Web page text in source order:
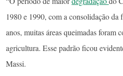
1980 e 1990, com a consolidação
anos, muitas áreas queimadas foram
agricultura. Esse padrão ficou
Massi.